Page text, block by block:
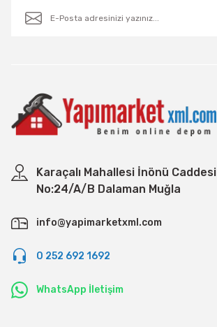
Karaçalı Mahallesi İnönü Caddesi
No:24/A/B Dalaman Muğla
info@yapimarketxml.com
0 252 692 1692
WhatsApp İletişim